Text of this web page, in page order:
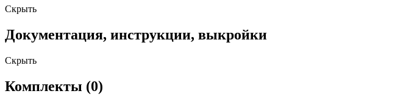
Скрыть
Документация, инструкции, выкройки
Скрыть
Комплекты (0)